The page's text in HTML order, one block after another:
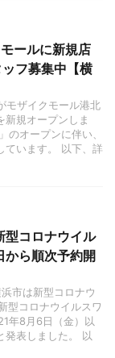
ールに新規店
フ募集中【横
モザイクモール港北
新規オープンしま
のオープンに伴い、
ています。 以下、詳
型コロナウイル
ら順次予約開
市は新型コロナウ
型コロナウイルスワ
年8月6日（金）以
発表しました。 以